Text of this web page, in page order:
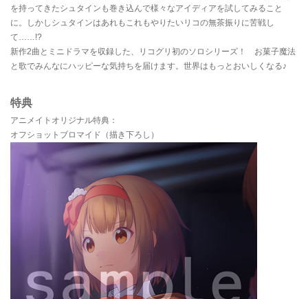
を持ってきたシュタインも巻き込んで様々なアイディアを試してみること
に。しかしシュタインはあれもこれもやりたいリコの無茶振りに苦戦し
て……!?
新作2曲とミニドラマを収録した、リコグリ初のソロシリーズ！ お菓子魔法
と歌でみんなにハッピーな気持ちを届けます。世界はもっとおいしくなる♪
特典
アニメイトオリジナル特典：
オフショットブロマイド（描き下ろし）